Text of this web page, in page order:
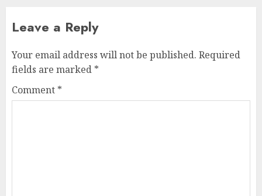
Leave a Reply
Your email address will not be published. Required
fields are marked *
Comment *